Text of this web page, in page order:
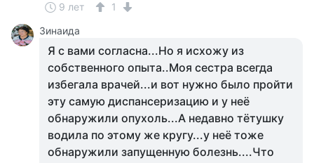
9 лет
1
Зинаида
Я с вами согласна...Но я исхожу из
собственного опыта..Моя сестра всегда
избегала врачей...и вот нужно было пройти
эту самую диспансеризацию и у неё
обнаружили опухоль...А недавно тётушку
водила по этому же кругу...у неё тоже
обнаружили запущенную болезнь....Что